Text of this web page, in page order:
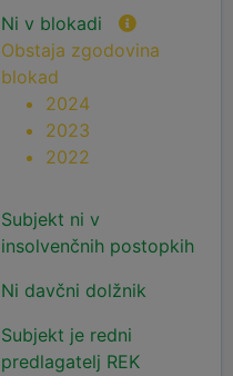
Ni v blokadi
Obstaja zgodovina
blokad
2024
2023
2022
Subjekt ni v
insolvenčnih postopkih
Ni davčni dolžnik
Subjekt je redni
predlagatelj REK